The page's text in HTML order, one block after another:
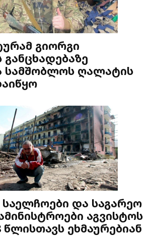
გიორგი
განცხადებაზე
სამშობლოს ღალატის
საელჩოები და საგარეო
აგვისტოს
წლისთავს ეხმაურებიან